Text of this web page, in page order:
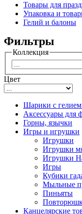
Товары для
Упаковка и
Гелий и балоны
Фильтры
Коллекция
Цвет
Шарики с гелием
Аксессуары для
Горны, язычки
Игры и игрушки
Игрушки
Игрушки
Игрушки
Игры
Кубики
Мыльные
Пиньяты
Канцелярские